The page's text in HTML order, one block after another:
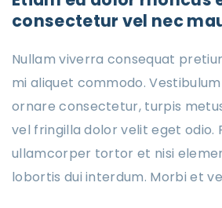
consectetur vel nec
Nullam viverra consequat
mi aliquet commodo.
ornare consectetur, turpis
vel fringilla dolor velit eget odio.
ullamcorper tortor et nisi
lobortis dui interdum. Morbi et